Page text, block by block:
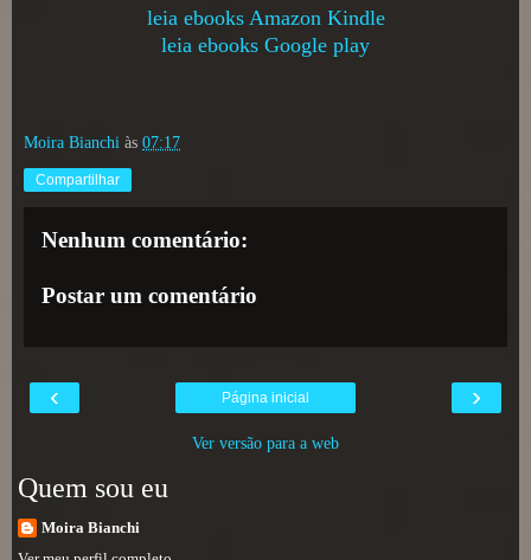
leia ebooks Amazon Kindle
leia ebooks Google play
Moira Bianchi às 07:17
Compartilhar
Nenhum comentário:
Postar um comentário
‹ ›
Página inicial
Ver versão para a web
Quem sou eu
Moira Bianchi